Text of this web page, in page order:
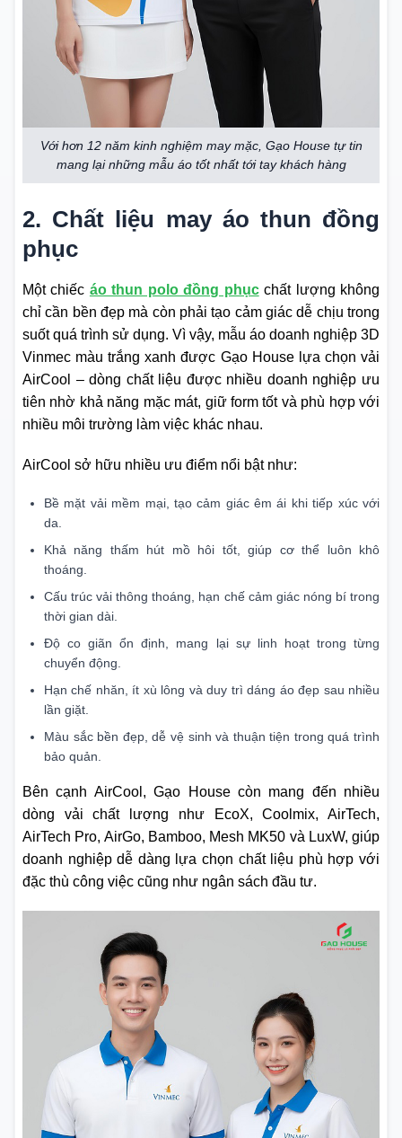
Với hơn 12 năm kinh nghiệm may mặc, Gạo House tự tin
mang lại những mẫu áo tốt nhất tới tay khách hàng
2. Chất liệu may áo thun đồng
phục
Một chiếc áo thun polo đồng phụcchất lượng không
chỉ cần bền đẹp mà còn phải tạo cảm giác dễ chịu trong
suốt quá trình sử dụng. Vì vậy, mẫu áo doanh nghiệp 3D
Vinmec màu trắng xanh được Gạo House lựa chọn vải
AirCool – dòng chất liệu được nhiều doanh nghiệp ưu
tiên nhờ khả năng mặc mát, giữ form tốt và phù hợp với
nhiều môi trường làm việc khác nhau.
AirCool sở hữu nhiều ưu điểm nổi bật như:
Bề mặt vải mềm mại, tạo cảm giác êm ái khi tiếp xúc với
da.
Khả năng thấm hút mồ hôi tốt, giúp cơ thể luôn khô
thoáng.
Cấu trúc vải thông thoáng, hạn chế cảm giác nóng bí trong
thời gian dài.
Độ co giãn ổn định, mang lại sự linh hoạt trong từng
chuyển động.
Hạn chế nhăn, ít xù lông và duy trì dáng áo đẹp sau nhiều
lần giặt.
Màu sắc bền đẹp, dễ vệ sinh và thuận tiện trong quá trình
bảo quản.
Bên cạnh AirCool, Gạo House còn mang đến nhiều
dòng vải chất lượng như EcoX, Coolmix, AirTech,
AirTech Pro, AirGo, Bamboo, Mesh MK50 và LuxW, giúp
doanh nghiệp dễ dàng lựa chọn chất liệu phù hợp với
đặc thù công việc cũng như ngân sách đầu tư.